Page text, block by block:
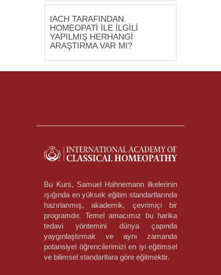
IACH TARAFINDAN
HOMEOPATİ İLE İLGİLİ
YAPILMIŞ HERHANGİ
ARAŞTIRMA VAR MI?
Bu Kurs, Samuel Hahnemann ilkelerinin
ışığında en yüksek eğitim standartlarında
hazırlanmış, akademik, çevrimiçi bir
programdır. Temel amacımız bu harika
tedavi yöntemini dünya çapında
yaygınlaştırmak ve aynı zamanda
potansiyel öğrencilerimizi en iyi eğitimsel
ve bilimsel standartlara göre eğitmektir.